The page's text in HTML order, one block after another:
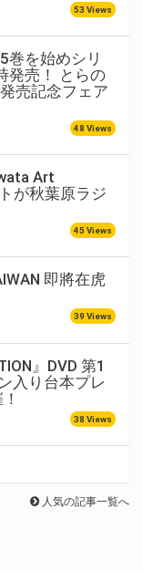
53 Views
巻を始めシリ
発売！ とらの
売記念フェア
48 Views
Art
が秋葉原ラジ
45 Views
即將在虎
39 Views
』DVD 第1
入り台本プレ
38 Views
人気の記事一覧へ